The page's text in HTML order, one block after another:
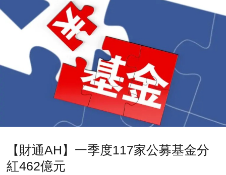
【財通AH】一季度117家公募基金分
紅462億元